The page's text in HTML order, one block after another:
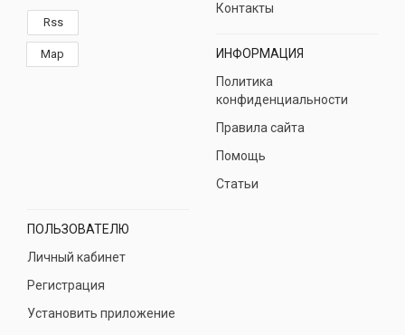
Rss
Map
Контакты
ИНФОРМАЦИЯ
Политика
конфиденциальности
Правила сайта
Помощь
Статьи
ПОЛЬЗОВАТЕЛЮ
Личный кабинет
Регистрация
Установить приложение